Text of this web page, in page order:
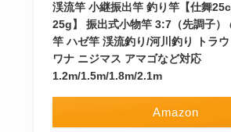
渓流竿 小継振出竿 釣り竿【仕舞
25g】 振出式小物竿 3:7（先調子）
竿 ハゼ竿 渓流釣り/河川釣り トラ
ワナ ニジマス アマゴなど対応
1.2m/1.5m/1.8m/2.1m
Amazon